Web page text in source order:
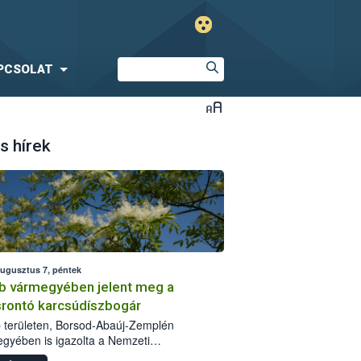
hírek
7, péntek
vármegyében jelent meg a
karcsúdíszbogár
területen, Borsod-Abaúj-Zemplén
is igazolta a Nemzeti
biztonsági Hivatal (Nébih) a